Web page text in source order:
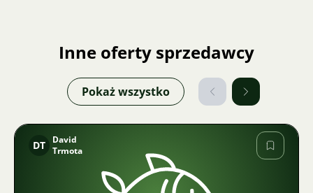
Inne oferty sprzedawcy
Pokaż wszystko
DT
David
Trmota